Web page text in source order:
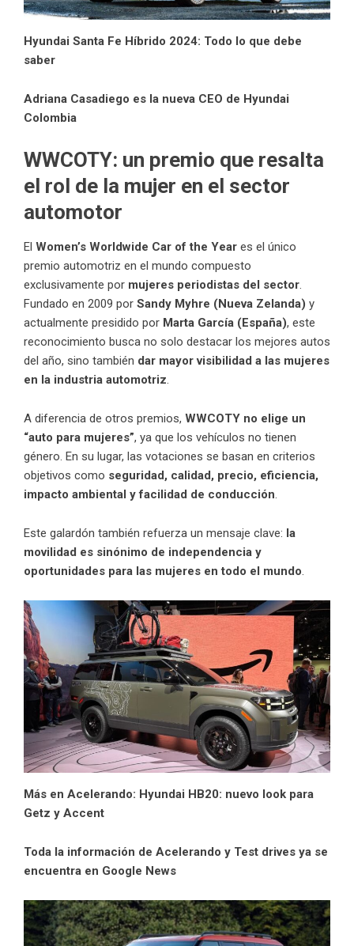
Hyundai Santa Fe Híbrido 2024: Todo lo que debe
saber
Adriana Casadiego es la nueva CEO de Hyundai
Colombia
WWCOTY: un premio que resalta
el rol de la mujer en el sector
automotor
El Women’s Worldwide Car of the Year es el único
premio automotriz en el mundo compuesto
exclusivamente por mujeres periodistas del sector.
Fundado en 2009 por Sandy Myhre (Nueva Zelanda) y
actualmente presidido por Marta García (España), este
reconocimiento busca no solo destacar los mejores autos
del año, sino también dar mayor visibilidad a las mujeres
en la industria automotriz.
A diferencia de otros premios, WWCOTY no elige un
“auto para mujeres”, ya que los vehículos no tienen
género. En su lugar, las votaciones se basan en criterios
objetivos como seguridad, calidad, precio, eficiencia,
impacto ambiental y facilidad de conducción.
Este galardón también refuerza un mensaje clave: la
movilidad es sinónimo de independencia y
oportunidades para las mujeres en todo el mundo.
Más en Acelerando: Hyundai HB20: nuevo look para
Getz y Accent
Toda la información de Acelerando y Test drives ya se
encuentra en Google News